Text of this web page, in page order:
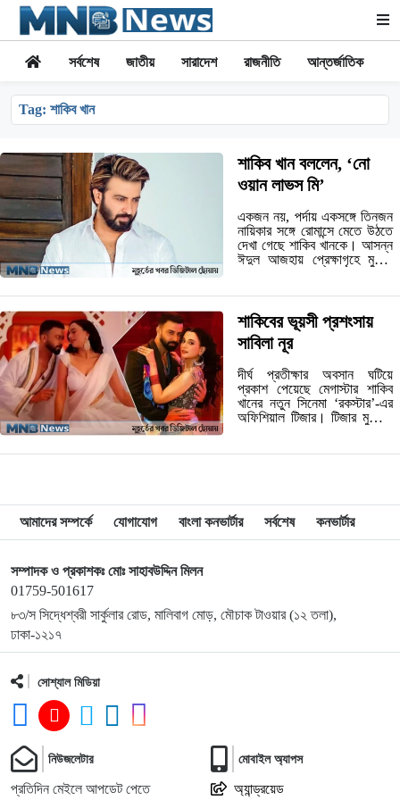
সর্বশেষ জাতীয় সারাদেশ রাজনীতি আন্তর্জাতিক
Tag: শাকিব খান
শাকিব খান বললেন, ‘নো
ওয়ান লাভস মি’
একজন নয়, পর্দায় একসঙ্গে তিনজন
নায়িকার সঙ্গে রোমান্সে মেতে উঠতে
দেখা গেছে শাকিব খানকে। আসন্ন
ঈদুল আজহায় প্রেক্ষাগৃহে মুক্তি
শাকিবের ভূয়সী প্রশংসায়
সাবিলা নূর
দীর্ঘ প্রতীক্ষার অবসান ঘটিয়ে
প্রকাশ পেয়েছে মেগাস্টার শাকিব
খানের নতুন সিনেমা ‘রকস্টার’-এর
অফিশিয়াল টিজার। টিজার মুক্তির
আমাদের সম্পর্কে যোগাযোগ বাংলা কনভার্টার সর্বশেষ কনভার্টার
সম্পাদক ও প্রকাশকঃ মোঃ সাহাবউদ্দিন মিলন
01759-501617
৮৩/স সিদ্ধেশ্বরী সার্কুলার রোড, মালিবাগ মোড়, মৌচাক টাওয়ার (১২ তলা),
ঢাকা-১২১৭
সোশ্যাল মিডিয়া
নিউজলেটার
প্রতিদিন মেইলে আপডেট পেতে
মোবাইল অ্যাপস
অ্যান্ড্রয়েড